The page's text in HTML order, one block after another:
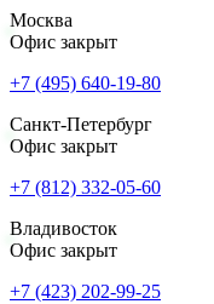
Москва
Офис закрыт
+7 (495) 640-19-80
Санкт-Петербург
Офис закрыт
+7 (812) 332-05-60
Владивосток
Офис закрыт
+7 (423) 202-99-25